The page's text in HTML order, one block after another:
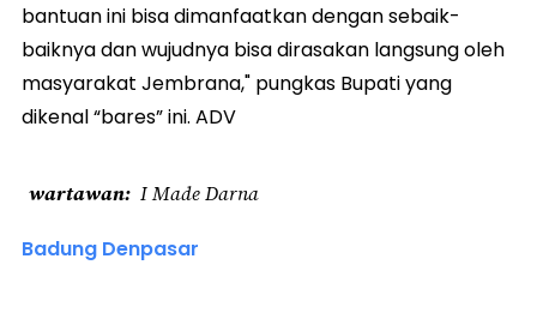
bantuan ini bisa dimanfaatkan dengan sebaik-
baiknya dan wujudnya bisa dirasakan langsung oleh
masyarakat Jembrana," pungkas Bupati yang
dikenal “bares” ini. ADV
wartawan I Made Darna
Badung Denpasar